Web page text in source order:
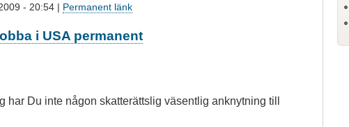
- 20:54 | Permanent länk
i USA permanent
har Du inte någon skatterättslig väsentlig anknytning till